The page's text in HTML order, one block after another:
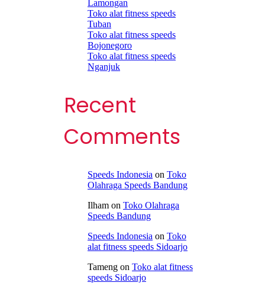
Lamongan
Toko alat fitness speeds
Tuban
Toko alat fitness speeds
Bojonegoro
Toko alat fitness speeds
Nganjuk
Recent
Comments
Speeds Indonesia on Toko
Olahraga Speeds Bandung
Ilham on Toko Olahraga
Speeds Bandung
Speeds Indonesia on Toko
alat fitness speeds Sidoarjo
Tameng on Toko alat fitness
speeds Sidoarjo